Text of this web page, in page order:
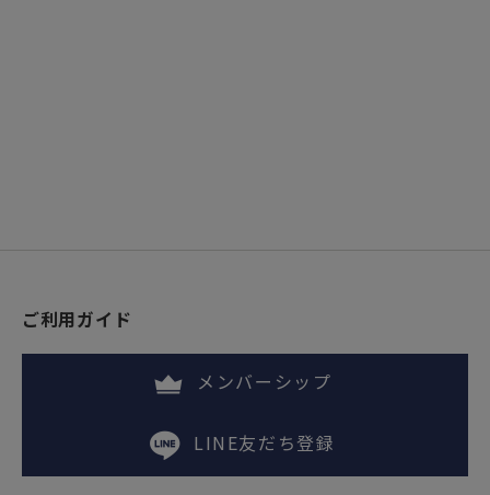
ご利用ガイド
メンバーシップ
LINE友だち登録